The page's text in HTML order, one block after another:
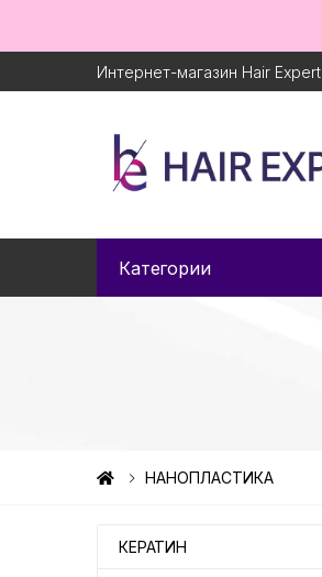
Интернет-магазин Hair Expert
Категории
НАНОПЛАСТИКА
КЕРАТИН